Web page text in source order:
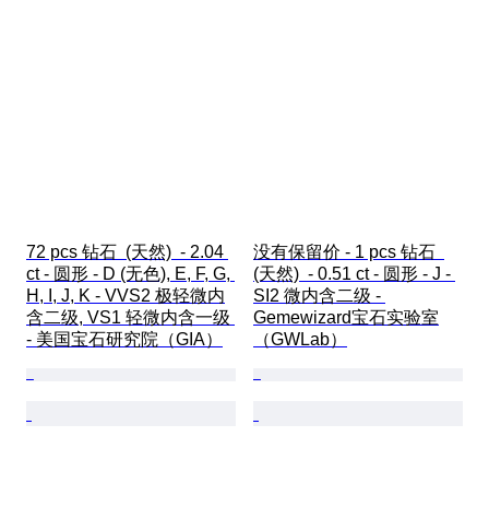
72 pcs 钻石  (天然)  - 2.04
ct - 圆形 - D (无色), E, F, G,
H, I, J, K - VVS2 极轻微内
含二级, VS1 轻微内含一级
- 美国宝石研究院（GIA）
没有保留价 - 1 pcs 钻石
(天然)  - 0.51 ct - 圆形 - J -
SI2 微内含二级 -
Gemewizard宝石实验室
（GWLab）